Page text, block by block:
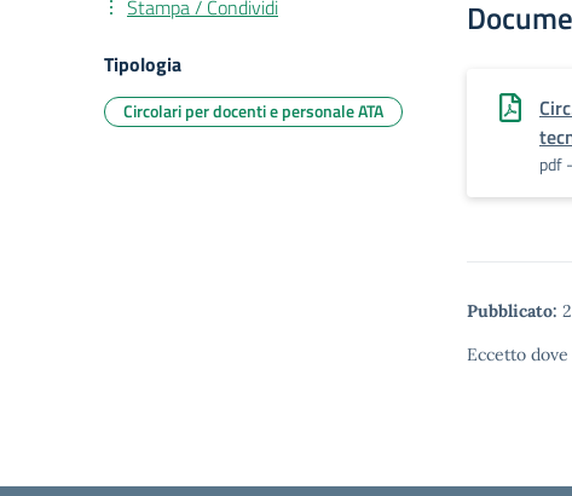
pdf
Pubblicato:
Eccetto
Stampa / Condividi
Tipologia
Circolari per docenti e personale ATA